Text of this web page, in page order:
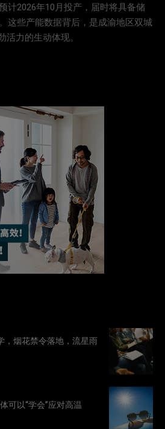
计2026年10月投产，届时将具备储
这些产能数据背后，是成渝地区双城
力的生动体现。
，烟花禁令落地，流星雨
可以“学会”应对高温